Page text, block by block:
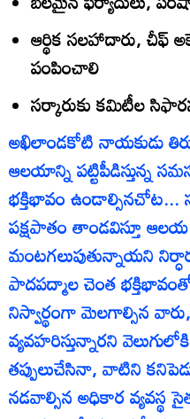
ఆర్థిక సలహాదారు, చీఫ్‌
పంపించాలి
సర్కారుకు కమిటీల
అఖిలాండకోటి నాయకుడు
ఆలయాన్ని పట్టిపీడిస్తున్న
భక్తిభావం ఉండాల్సినచోట...
పక్షపాతం తాండవిస్తూ
మంటగలుపుతున్నాయని
పాదపద్మాల చెంత భక్తిభావంతో
నిస్వార్థంగా మెలగాల్సిన వారు,
వ్యవహరిస్తున్నారని
తప్పులుచేసినా, వాటిని
నడవాల్సిన అధికార వ్యవస్థ